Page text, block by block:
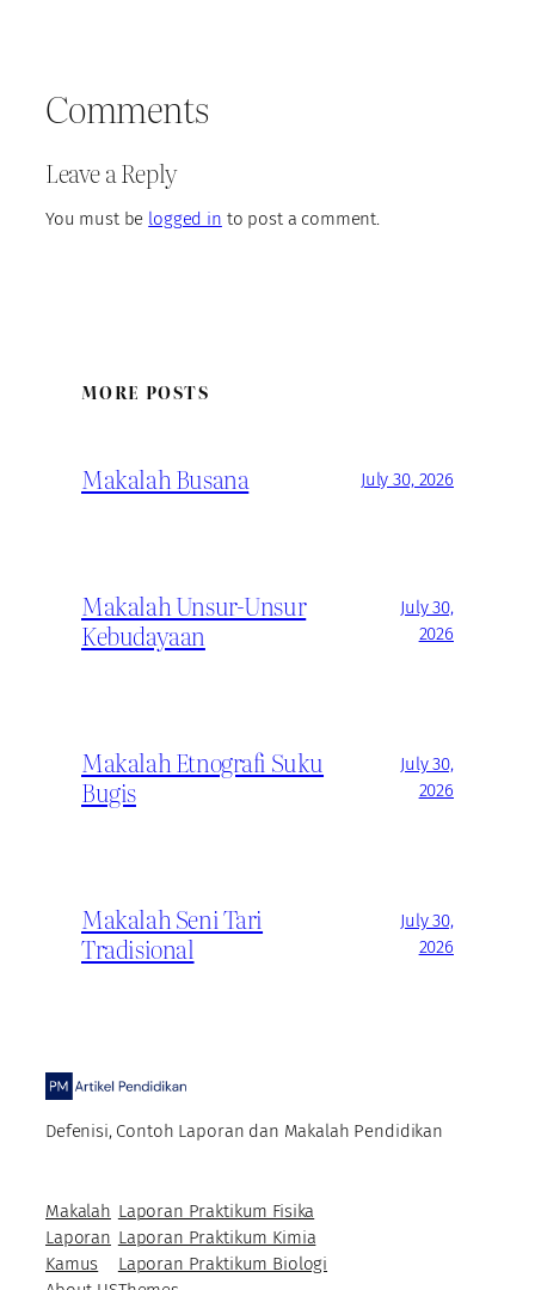
Comments
Leave a Reply
You must be logged in to post a comment.
MORE POSTS
Makalah Busana July 30, 2026
Makalah Unsur-Unsur
Kebudayaan
July 30,
2026
Makalah Etnografi Suku
Bugis
July 30,
2026
Makalah Seni Tari
Tradisional
July 30,
2026
Defenisi, Contoh Laporan dan Makalah Pendidikan
Makalah
Laporan
Kamus
Laporan Praktikum Fisika
Laporan Praktikum Kimia
Laporan Praktikum Biologi